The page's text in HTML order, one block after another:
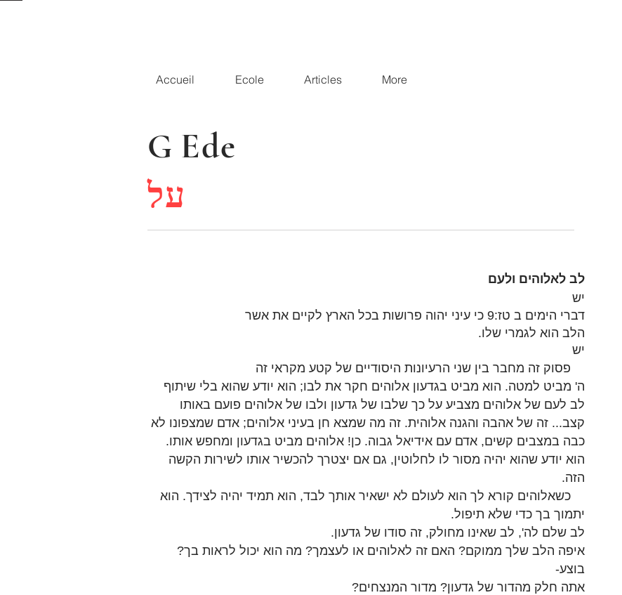
Accueil Ecole Articles More
G Ede
על
לב לאלוהים ולעם
יש
דברי הימים ב טז:9 כי עיני יהוה פרושות בכל הארץ לקיים את אשר
הלב הוא לגמרי שלו.
יש
פסוק זה מחבר בין שני הרעיונות היסודיים של קטע מקראי זה
ה' מביט למטה. הוא מביט בגדעון אלוהים חקר את לבו; הוא יודע שהוא בלי שיתוף
לב לעם של אלוהים מצביע על כך שלבו של גדעון ולבו של אלוהים פועם באותו
קצב... זה של אהבה והגנה אלוהית. זה מה שמצא חן בעיני אלוהים; אדם שמצפונו לא
כבה במצבים קשים, אדם עם אידיאל גבוה. כן! אלוהים מביט בגדעון ומחפש אותו.
הוא יודע שהוא יהיה מסור לו לחלוטין, גם אם יצטרך להכשיר אותו לשירות הקשה
הזה.
כשאלוהים קורא לך הוא לעולם לא ישאיר אותך לבד, הוא תמיד יהיה לצידך. הוא
יתמוך בך כדי שלא תיפול.
לב שלם לה', לב שאינו מחולק, זה סודו של גדעון.
איפה הלב שלך ממוקם? האם זה לאלוהים או לעצמך? מה הוא יכול לראות בך?
בוצע-
אתה חלק מהדור של גדעון? מדור המנצחים?